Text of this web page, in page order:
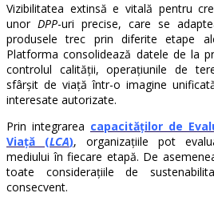
Vizibilitatea extinsă e vitală pentru
unor DPP-uri precise, care se
produsele trec prin diferite etape
Platforma consolidează datele de la
controlul calității, operațiunile de
sfârșit de viață într-o imagine
interesate autorizate.
Prin integrarea capacităților de
Viață (LCA), organizațiile pot
mediului în fiecare etapă. De
toate considerațiile de
consecvent.